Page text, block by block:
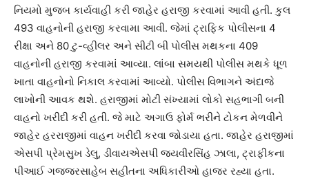
નિયમો મુજબ કાર્યવાહી કરી જાહેર હરાજી કરવામાં આવી હતી. કુલ
493 વાહનોની હરાજી કરવામા આવી. જેમાં ટ્રાફિક પોલીસના 4
રીક્ષા અને 80 ટુ-વ્હીલર અને સીટી બી પોલીસ મથકના 409
વાહનોની હરાજી કરવામાં આવ્યા. લાંબા સમયથી પોલીસ મથકે ધૂળ
ખાતા વાહનોનો નિકાલ કરવામાં આવ્યો. પોલીસ વિભાગને અંદાજે
લાખોની આવક થશે. હરાજીમાં મોટી સંખ્યામાં લોકો સહભાગી બની
વાહનો ખરીદી કરી હતી. જે માટે અગાઉ ફોર્મ ભરીને ટોકન મેળવીને
જાહેર હરરાજીમાં વાહન ખરીદી કરવા જોડાયા હતા. જાહેર હરાજીમાં
એસપી પ્રેમસુખ ડેલુ, ડીવાયએસપી જયવીરસિંહ ઝાલા, ટ્રાફીકના
પીઆઈ ગજ્જરસાહેબ સહીતના અધિકારીઓ હાજર રહ્યા હતા.